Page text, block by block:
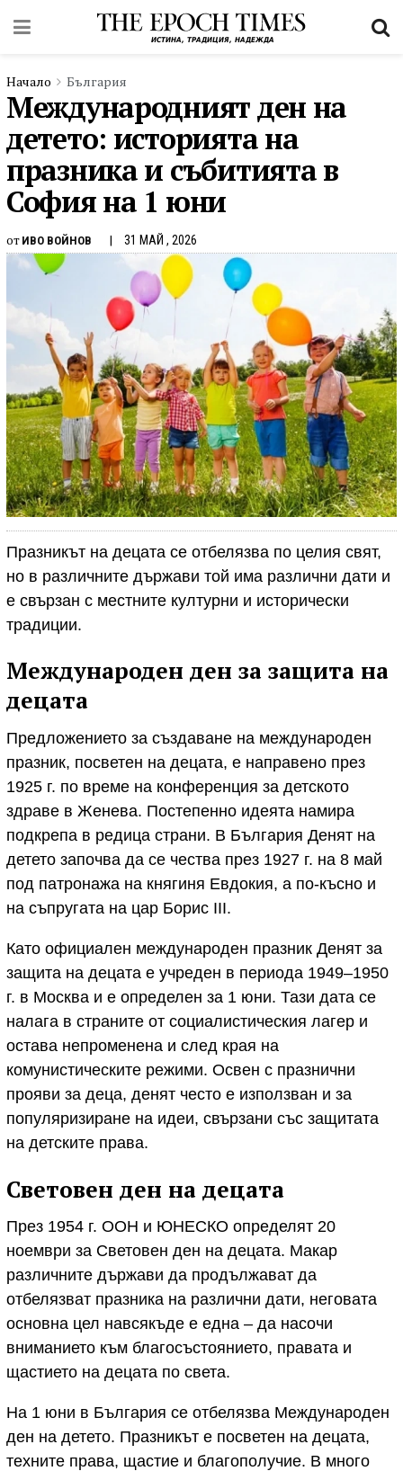
Начало България
Международният ден на
детето: историята на
празника и събитията в
София на 1 юни
от ИВО ВОЙНОВ 31 МАЙ , 2026
Празникът на децата се отбелязва по целия свят,
но в различните държави той има различни дати и
е свързан с местните културни и исторически
традиции.
Международен ден за защита на
децата
Предложението за създаване на международен
празник, посветен на децата, е направено през
1925 г. по време на конференция за детското
здраве в Женева. Постепенно идеята намира
подкрепа в редица страни. В България Денят на
детето започва да се чества през 1927 г. на 8 май
под патронажа на княгиня Евдокия, а по-късно и
на съпругата на цар Борис III.
Като официален международен празник Денят за
защита на децата е учреден в периода 1949–1950
г. в Москва и е определен за 1 юни. Тази дата се
налага в страните от социалистическия лагер и
остава непроменена и след края на
комунистическите режими. Освен с празнични
прояви за деца, денят често е използван и за
популяризиране на идеи, свързани със защитата
на детските права.
Световен ден на децата
През 1954 г. ООН и ЮНЕСКО определят 20
ноември за Световен ден на децата. Макар
различните държави да продължават да
отбелязват празника на различни дати, неговата
основна цел навсякъде е една – да насочи
вниманието към благосъстоянието, правата и
щастието на децата по света.
На 1 юни в България се отбелязва Международен
ден на детето. Празникът е посветен на децата,
техните права, щастие и благополучие. В много